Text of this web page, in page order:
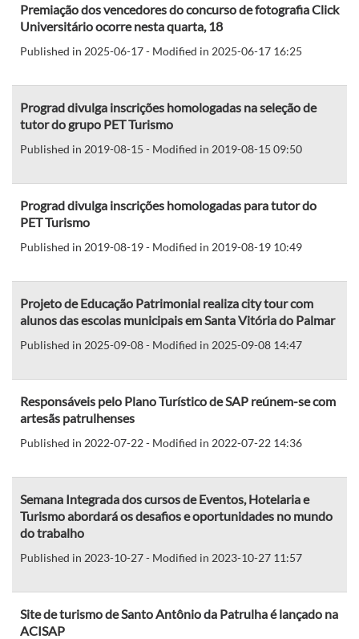
Premiação dos vencedores do concurso de fotografia Click
Universitário ocorre nesta quarta, 18
Published in 2025-06-17 - Modified in 2025-06-17 16:25
Prograd divulga inscrições homologadas na seleção de
tutor do grupo PET Turismo
Published in 2019-08-15 - Modified in 2019-08-15 09:50
Prograd divulga inscrições homologadas para tutor do
PET Turismo
Published in 2019-08-19 - Modified in 2019-08-19 10:49
Projeto de Educação Patrimonial realiza city tour com
alunos das escolas municipais em Santa Vitória do Palmar
Published in 2025-09-08 - Modified in 2025-09-08 14:47
Responsáveis pelo Plano Turístico de SAP reúnem-se com
artesãs patrulhenses
Published in 2022-07-22 - Modified in 2022-07-22 14:36
Semana Integrada dos cursos de Eventos, Hotelaria e
Turismo abordará os desafios e oportunidades no mundo
do trabalho
Published in 2023-10-27 - Modified in 2023-10-27 11:57
Site de turismo de Santo Antônio da Patrulha é lançado na
ACISAP